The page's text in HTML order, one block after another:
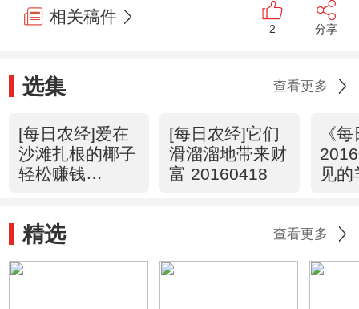
相关稿件
2 分享
选集 查看更多
[每日农经]爱在
沙滩扎根的椰子
轻松赚钱
[每日农经]它们
滑溜溜地带来财
富 20160418
《
见
精选 查看更多